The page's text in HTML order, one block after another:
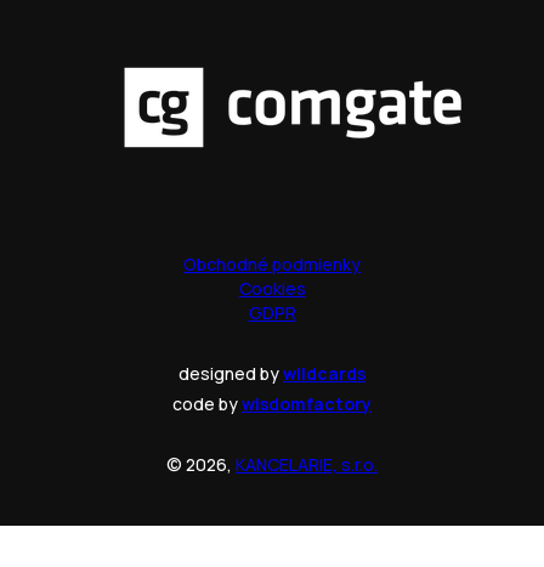
Obchodné podmienky
Cookies
GDPR
designed bywildcards
code bywisdomfactory
© 2026, KANCELARIE, s.r.o.